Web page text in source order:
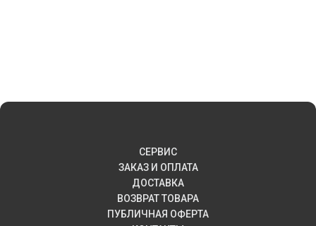
СЕРВИС
ЗАКАЗ И ОПЛАТА
ДОСТАВКА
ВОЗВРАТ ТОВАРА
ПУБЛИЧНАЯ ОФЕРТА